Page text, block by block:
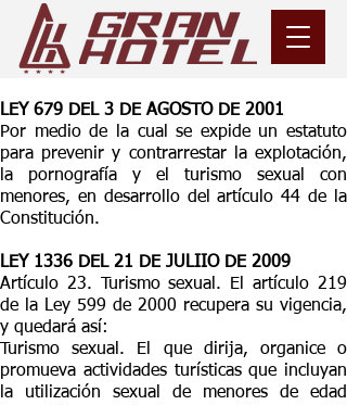
LEY 679 DEL 3 DE AGOSTO DE 2001
​Por medio de la cual se expide un estatuto
para prevenir y contrarrestar la explotación,
la pornografía y el turismo sexual con
menores, en desarrollo del artículo 44 de la
Constitución.
LEY 1336 DEL 21 DE JULIIO DE 2009
Artículo 23. Turismo sexual. El artículo 219
de la Ley 599 de 2000 recupera su vigencia,
y quedará así:
Turismo sexual. El que dirija, organice o
promueva actividades turísticas que incluyan
la utilización sexual de menores de edad